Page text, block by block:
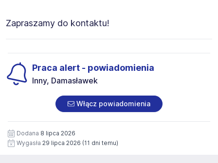
Zapraszamy do kontaktu!
Praca alert - powiadomienia
Inny, Damasławek
Włącz powiadomienia
Dodana 8 lipca 2026
Wygasła 29 lipca 2026 (11 dni temu)